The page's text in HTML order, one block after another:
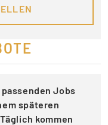
Jobs
späteren
kommen